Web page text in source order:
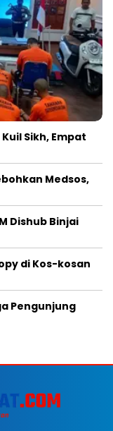
Sikh, Empat
Medsos,
Dishub Binjai
di Kos-kosan
Pengunjung